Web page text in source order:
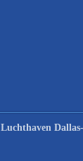
Luchthaven